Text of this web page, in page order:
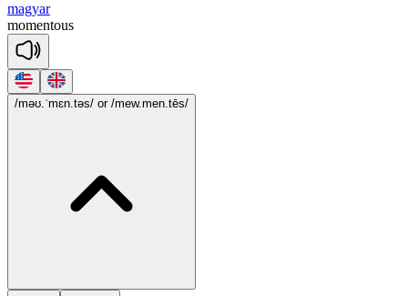
magyar
momentous
/məʊ.ˈmɛn.təs/ or /mew.men.tēs/